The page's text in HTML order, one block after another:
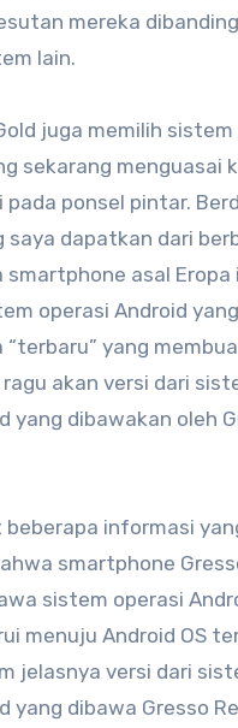
mereka dibanding
lain.
juga memilih
sekarang menguasai
ponsel pintar.
saya dapatkan dari
smartphone asal Eropa
operasi Android
“terbaru” yang
akan versi dari
yang dibawakan oleh
informasi
smartphone
sistem operasi
menuju Android OS
jelasnya versi dari
yang dibawa Gresso